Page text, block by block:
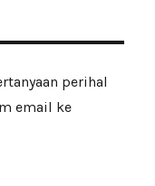
perihal
email ke